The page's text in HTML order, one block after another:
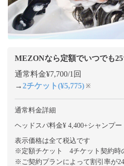
MEZONなら定額でいつでも25
通常料金¥7,700/1回
→2チケット(¥5,775) ※
通常料金詳細
ヘッドスパ料金¥ 4,400+シャンプー
表示価格は全て税込です
※定額チケット 4チケット契約時
※ご契約プランによって割引率が24